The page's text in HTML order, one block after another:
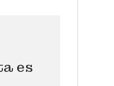
es